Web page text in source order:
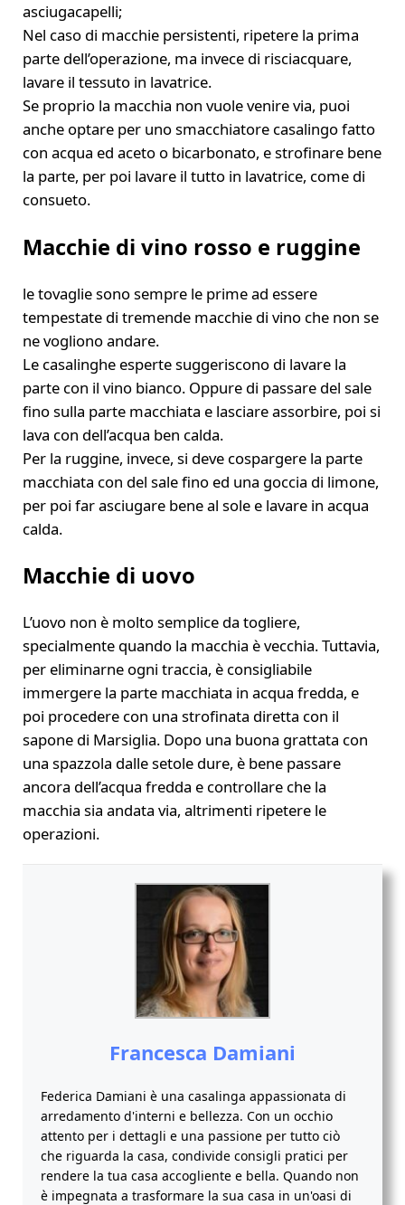
asciugacapelli;
Nel caso di macchie persistenti, ripetere la prima
parte dell’operazione, ma invece di risciacquare,
lavare il tessuto in lavatrice.
Se proprio la macchia non vuole venire via, puoi
anche optare per uno smacchiatore casalingo fatto
con acqua ed aceto o bicarbonato, e strofinare bene
la parte, per poi lavare il tutto in lavatrice, come di
consueto.
Macchie di vino rosso e ruggine
le tovaglie sono sempre le prime ad essere
tempestate di tremende macchie di vino che non se
ne vogliono andare.
Le casalinghe esperte suggeriscono di lavare la
parte con il vino bianco. Oppure di passare del sale
fino sulla parte macchiata e lasciare assorbire, poi si
lava con dell’acqua ben calda.
Per la ruggine, invece, si deve cospargere la parte
macchiata con del sale fino ed una goccia di limone,
per poi far asciugare bene al sole e lavare in acqua
calda.
Macchie di uovo
L’uovo non è molto semplice da togliere,
specialmente quando la macchia è vecchia. Tuttavia,
per eliminarne ogni traccia, è consigliabile
immergere la parte macchiata in acqua fredda, e
poi procedere con una strofinata diretta con il
sapone di Marsiglia. Dopo una buona grattata con
una spazzola dalle setole dure, è bene passare
ancora dell’acqua fredda e controllare che la
macchia sia andata via, altrimenti ripetere le
operazioni.
Francesca Damiani
Federica Damiani è una casalinga appassionata di
arredamento d'interni e bellezza. Con un occhio
attento per i dettagli e una passione per tutto ciò
che riguarda la casa, condivide consigli pratici per
rendere la tua casa accogliente e bella. Quando non
è impegnata a trasformare la sua casa in un'oasi di